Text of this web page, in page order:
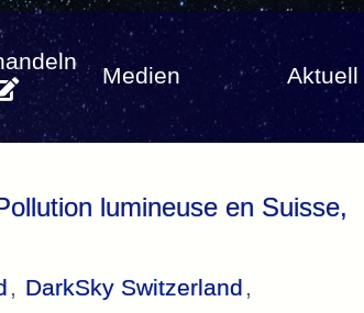
Medien Aktuell
lumineuse en Suisse,
, DarkSky Switzerland ,